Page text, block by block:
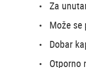
Za
Može
Dobar
Otporno